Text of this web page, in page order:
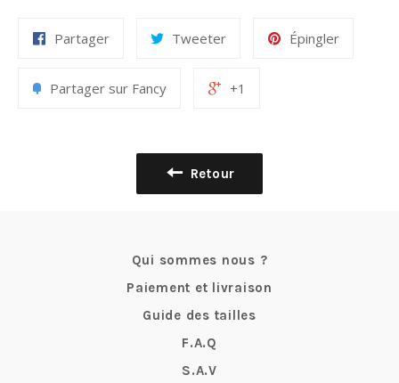
Partager Tweeter Épingler
Partager sur Fancy +1
Retour
Qui sommes nous ?
Paiement et livraison
Guide des tailles
F.A.Q
S.A.V